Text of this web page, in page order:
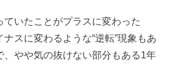
いたことがプラスに変わった
スに変わるような“逆転”現象もあ
、やや気の抜けない部分もある1年